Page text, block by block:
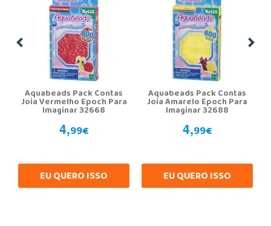
Aquabeads Pack Contas
Joia Vermelho Epoch Para
Imaginar 32668
4,99€
EU QUERO ISSO
Aquabeads Pack Contas
Joia Amarelo Epoch Para
Imaginar 32688
4,99€
EU QUERO ISSO